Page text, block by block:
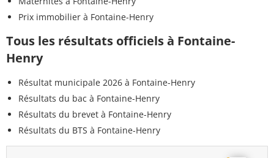
Prix immobilier à Fontaine-Henry
Tous les résultats officiels à Fontaine-
Henry
Résultat municipale 2026 à Fontaine-Henry
Résultats du bac à Fontaine-Henry
Résultats du brevet à Fontaine-Henry
Résultats du BTS à Fontaine-Henry